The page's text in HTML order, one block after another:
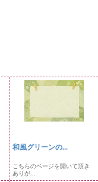
和風グリーンの...
こちらのページを開いて頂き
ありが...